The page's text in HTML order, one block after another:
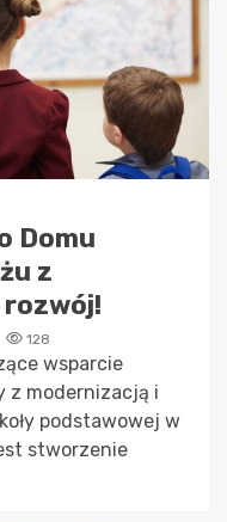
Domu
z
128
wsparcie
z modernizacją i
podstawowej w
stworzenie